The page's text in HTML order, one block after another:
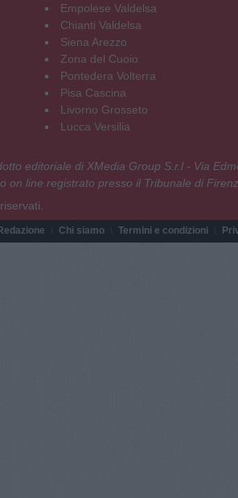
Empolese Valdelsa
Chianti Valdelsa
Siena Arezzo
Zona del Cuoio
Pontedera Volterra
Pisa Cascina
Livorno Grosseto
Lucca Versilia
editoriale di XMedia Group S.r.l - Via
on line registrato presso il Tribunale di
Redazione Chi siamo Termini e condizioni